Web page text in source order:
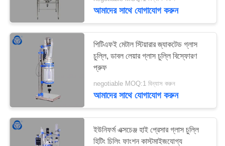
কারখানা
ভ্রমণ
যোগাযোগ
উচ্চ চাপ গ্লাস চুল্লি
6
আমাদের সাথে যোগাযোগ করুন
পিটিএফই মেটাল স্টিয়ারার জ্যাকটেড গ্লাস
চুল্লি, ডাবল লেয়ার গ্লাস চুল্লি বিস্ফোরণ
প্রুফ
negotiable MOQ:1 বিন্যাস করুন
আমাদের সাথে যোগাযোগ করুন
ইউনিফর্ম এক্সচেঞ্জ হাই প্রেসার গ্লাস চুল্লি
হিটিং চিলিং ফাংশন কাস্টমাইজযোগ্য